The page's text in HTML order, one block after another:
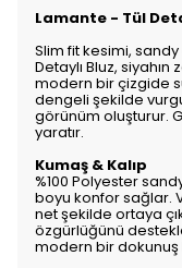
Lamante - Tül
Slim fit kesimi,
Detaylı Bluz,
modern bir çizgide
dengeli şekilde
görünüm oluşturur.
yaratır.
Kumaş & Kalıp
%100 Polyester
boyu konfor sağlar.
net şekilde ortaya
özgürlüğünü
modern bir dokunuş